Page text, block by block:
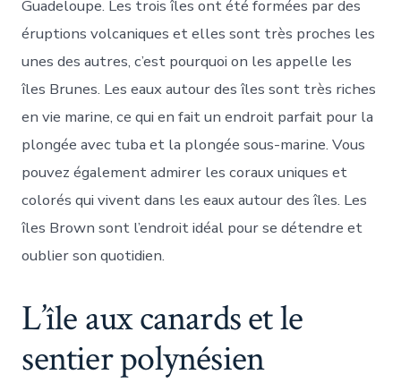
Guadeloupe. Les trois îles ont été formées par des
éruptions volcaniques et elles sont très proches les
unes des autres, c’est pourquoi on les appelle les
îles Brunes. Les eaux autour des îles sont très riches
en vie marine, ce qui en fait un endroit parfait pour la
plongée avec tuba et la plongée sous-marine. Vous
pouvez également admirer les coraux uniques et
colorés qui vivent dans les eaux autour des îles. Les
îles Brown sont l’endroit idéal pour se détendre et
oublier son quotidien.
L’île aux canards et le
sentier polynésien